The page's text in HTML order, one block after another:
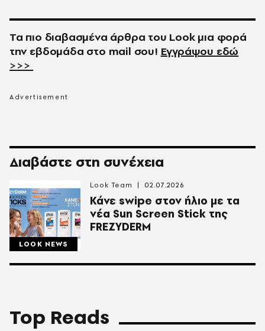
Τα πιο διαβασμένα άρθρα του Look μια φορά
την εβδομάδα στο mail σου! Εγγράψου εδώ
>>>
Διαβάστε στη συνέχεια
LOOK NEWS
Κάνε swipe στον ήλιο με τα
νέα Sun Screen Stick της
FREZYDERM
Look Team 02.07.2026
Top Reads